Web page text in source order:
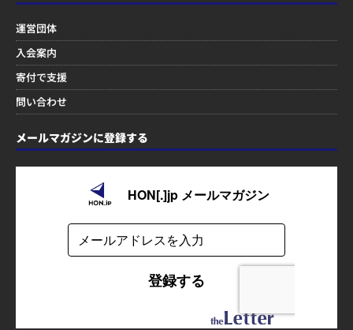
運営団体
入会案内
寄付で支援
問い合わせ
メールマガジンに登録する